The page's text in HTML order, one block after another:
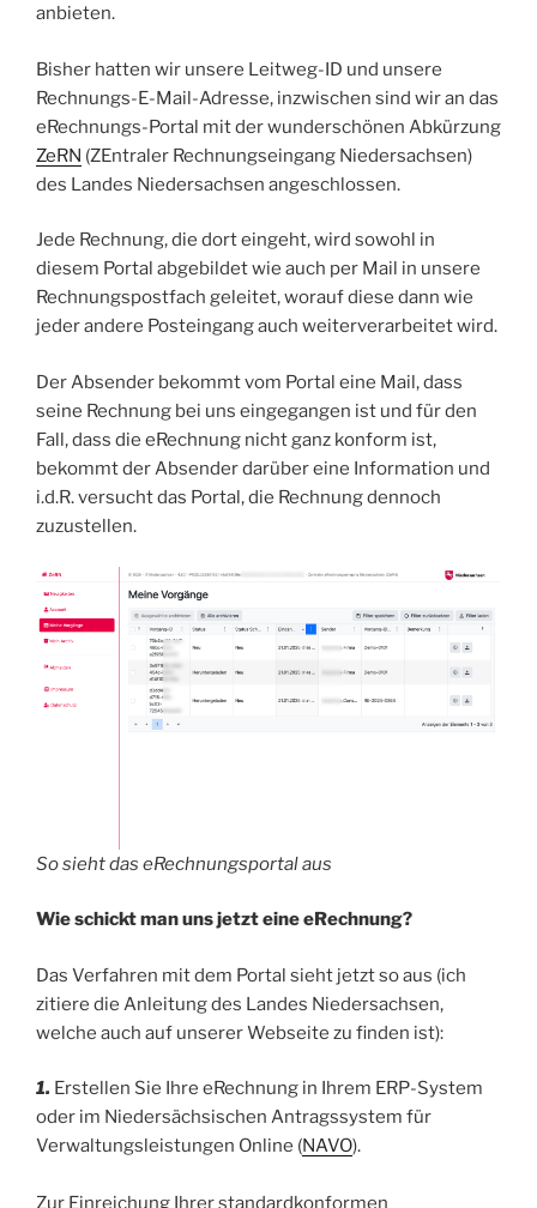
anbieten.
Bisher hatten wir unsere Leitweg-ID und unsere
Rechnungs-E-Mail-Adresse, inzwischen sind wir an das
eRechnungs-Portal mit der wunderschönen Abkürzung
ZeRN (ZEntraler Rechnungseingang Niedersachsen)
des Landes Niedersachsen angeschlossen.
Jede Rechnung, die dort eingeht, wird sowohl in
diesem Portal abgebildet wie auch per Mail in unsere
Rechnungspostfach geleitet, worauf diese dann wie
jeder andere Posteingang auch weiterverarbeitet wird.
Der Absender bekommt vom Portal eine Mail, dass
seine Rechnung bei uns eingegangen ist und für den
Fall, dass die eRechnung nicht ganz konform ist,
bekommt der Absender darüber eine Information und
i.d.R. versucht das Portal, die Rechnung dennoch
zuzustellen.
So sieht das eRechnungsportal aus
Wie schickt man uns jetzt eine eRechnung?
Das Verfahren mit dem Portal sieht jetzt so aus (ich
zitiere die Anleitung des Landes Niedersachsen,
welche auch auf unserer Webseite zu finden ist):
1. Erstellen Sie Ihre eRechnung in Ihrem ERP-System
oder im Niedersächsischen Antragssystem für
Verwaltungsleistungen Online (NAVO).
Zur Einreichung Ihrer standardkonformen